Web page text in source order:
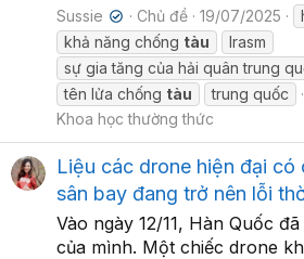
Sussie ✔ Chủ đề 19/07/2025
khả năng chống tàu
lrasm
sự gia tăng của hải quân trung
tên lửa chống tàu trung quốc
Khoa học thường thức
Liệu các drone hiện đại có
sân bay đang trở nên lỗi
Vào ngày 12/11, Hàn Quốc
của mình. Một chiếc drone